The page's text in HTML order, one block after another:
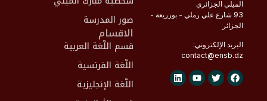
الميلي الجزائري
93 شارع علي رملي - بوزريعة -
الجزائر
البريد الإلكتروني:
contact@ensb.dz
صور المدرسة
الاقسام
قسم اللّغة العربية
اللّغة الفرنسية
اللّغة الإنجليزية